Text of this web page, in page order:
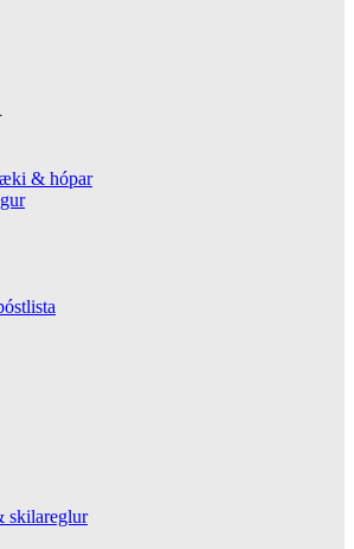
& hópar
skilareglur